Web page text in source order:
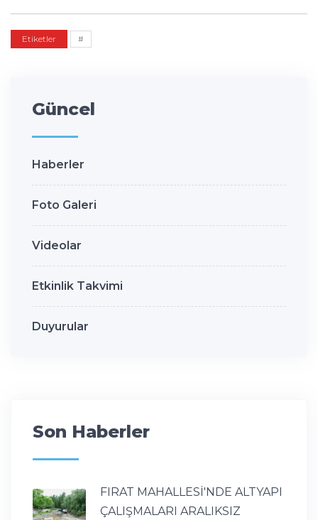
Etiketler #
Güncel
Haberler
Foto Galeri
Videolar
Etkinlik Takvimi
Duyurular
Son Haberler
FIRAT MAHALLESİ'NDE ALTYAPI
ÇALIŞMALARI ARALIKSIZ